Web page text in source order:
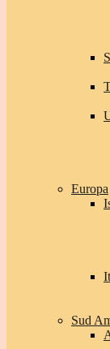
Europa
Sud